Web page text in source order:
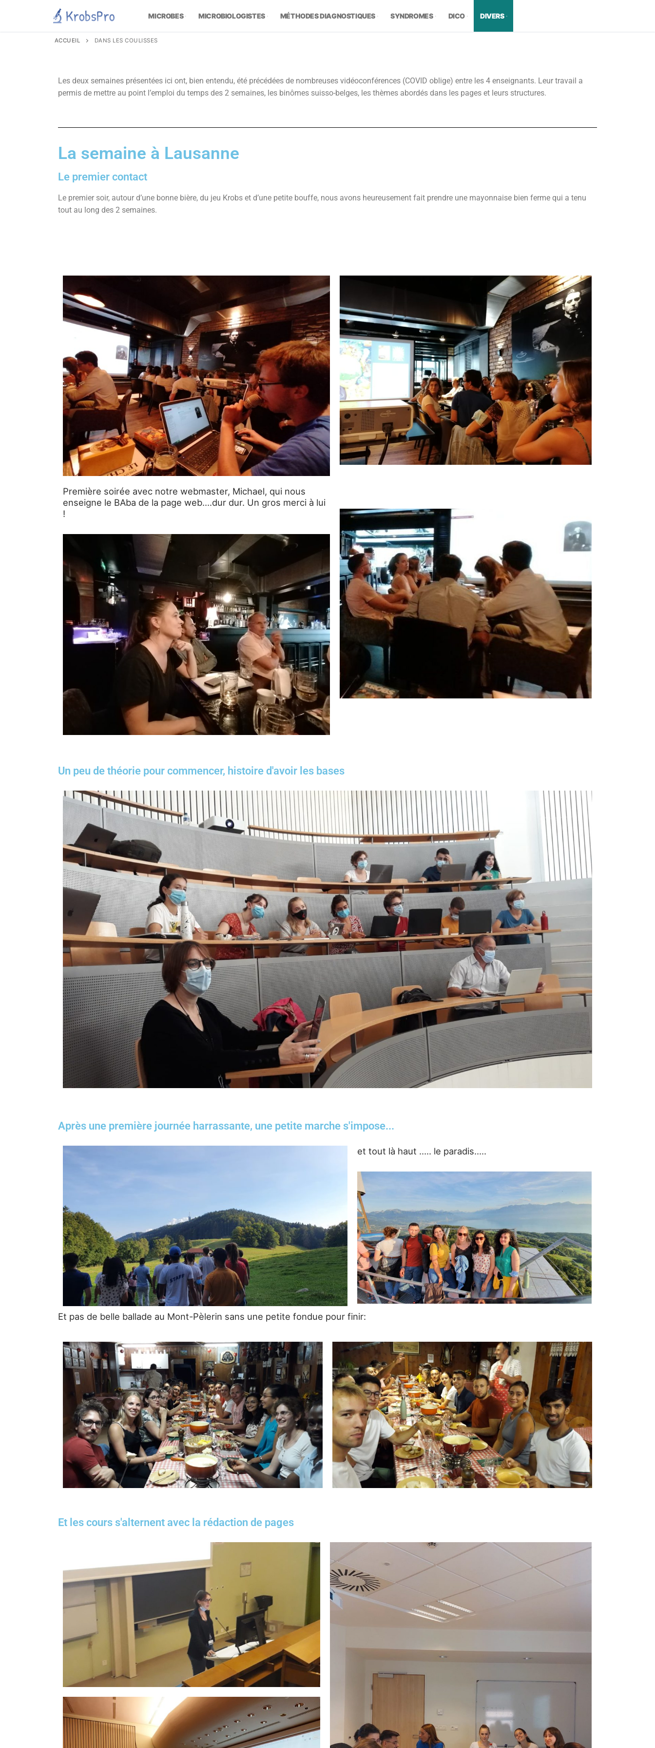
MICROBES MICROBIOLOGISTES MÉTHODES DIAGNOSTIQUES SYNDROMES DICO DIVERS
ACCUEIL DANS LES COULISSES
Les deux semaines présentées ici ont, bien entendu, été précédées de nombreuses vidéoconférences (COVID oblige) entre les 4 enseignants. Leur travail a
permis de mettre au point l’emploi du temps des 2 semaines, les binômes suisso-belges, les thèmes abordés dans les pages et leurs structures.
La semaine à Lausanne
Le premier contact
Le premier soir, autour d’une bonne bière, du jeu Krobs et d’une petite bouffe, nous avons heureusement fait prendre une mayonnaise bien ferme qui a tenu
tout au long des 2 semaines.
Première soirée avec notre webmaster, Michael, qui nous
enseigne le BAba de la page web….dur dur. Un gros merci à lui
!
Un peu de théorie pour commencer, histoire d'avoir les bases
Après une première journée harrassante, une petite marche s'impose...
et tout là haut ….. le paradis…..
Et pas de belle ballade au Mont-Pèlerin sans une petite fondue pour finir:
Et les cours s'alternent avec la rédaction de pages